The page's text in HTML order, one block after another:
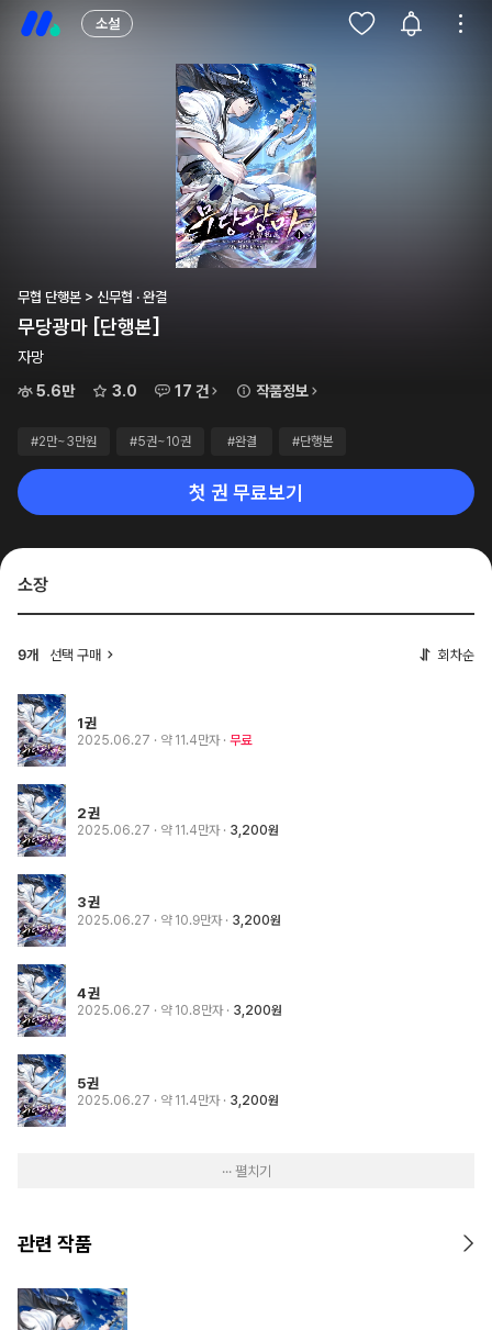
소설
무협 단행본 > 신무협 · 완결
무당광마 [단행본]
자망
5.6만
3.0 17 건 작품정보
#2만~3만원 #5권~10권 #완결 #단행본
첫 권 무료보기
소장
9개 선택 구매 회차순
1권
2025.06.27 · 약 11.4만자 무료
2권
2025.06.27 · 약 11.4만자 3,200원
3권
2025.06.27 · 약 10.9만자 3,200원
4권
2025.06.27 · 약 10.8만자 3,200원
5권
2025.06.27 · 약 11.4만자 3,200원
··· 펼치기
관련 작품